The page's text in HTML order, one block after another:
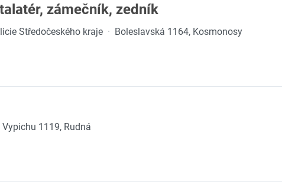
zámečník, zedník
Středočeského kraje · Boleslavská 1164, Kosmonosy
Vypichu 1119, Rudná